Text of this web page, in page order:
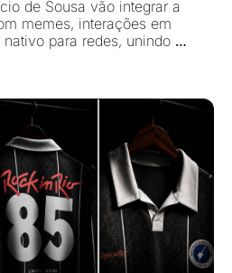
inédita
de Sousa vão integrar a
memes, interações em
para redes, unindo
digital